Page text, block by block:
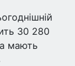
30 280
мають